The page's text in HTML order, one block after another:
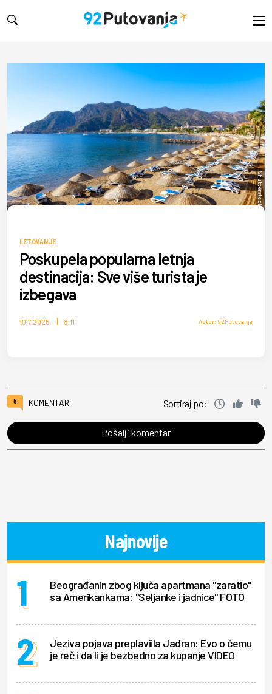
Shutterstock/saiko3p
LETOVANJE
Poskupela popularna letnja
destinacija: Sve više turista je
izbegava
10.7.2025. 8:11 Autor: 92Putovanja
5 KOMENTARI Sortiraj po:
Pošalji komentar
Najnovije
Beograđanin zbog ključa apartmana "zaratio"
sa Amerikankama: "Seljanke i jadnice" FOTO
Jeziva pojava preplaviila Jadran: Evo o čemu
je reč i da li je bezbedno za kupanje VIDEO